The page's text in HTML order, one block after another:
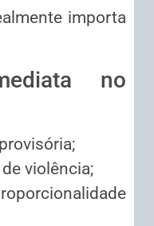
importa
no
violência;